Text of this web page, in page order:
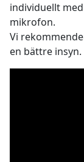
individuellt
mikrofon.
Vi
en bättre insyn.